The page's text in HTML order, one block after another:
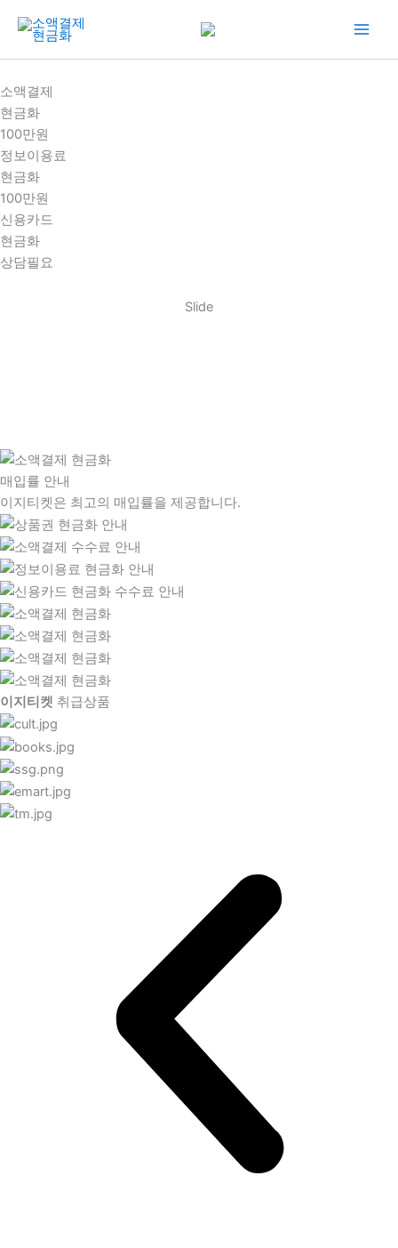
건
너
뛰
기
소액결제
현금화
100만원
정보이용료
현금화
100만원
신용카드
현금화
상담필요
Slide
매입률 안내
이지티켓은 최고의 매입률을 제공합니다.
이지티켓 취급상품